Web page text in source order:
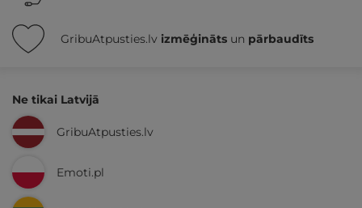
GribuAtpusties.lv izmēģināts un pārbaudīts
Ne tikai Latvijā
GribuAtpusties.lv
Emoti.pl